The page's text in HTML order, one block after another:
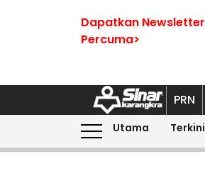
Dapatkan Newsletter
Percuma>
PRN
Utama Terkini